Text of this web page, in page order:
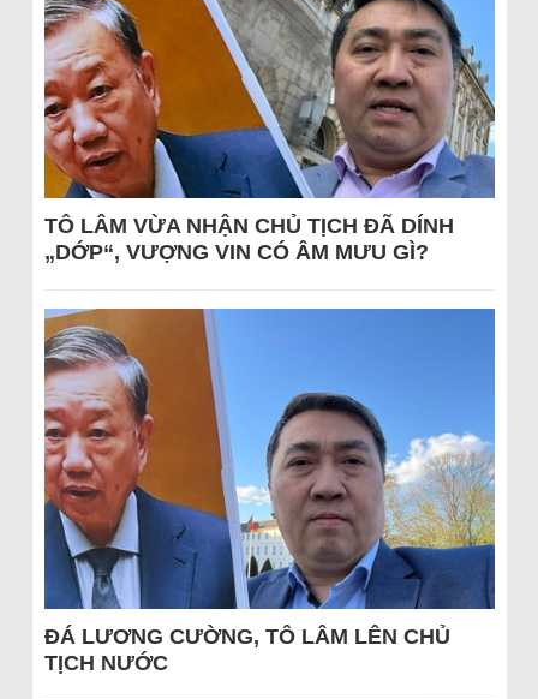
TÔ LÂM VỪA NHẬN CHỦ TỊCH ĐÃ DÍNH
„DỚP“, VƯỢNG VIN CÓ ÂM MƯU GÌ?
ĐÁ LƯƠNG CƯỜNG, TÔ LÂM LÊN CHỦ
TỊCH NƯỚC